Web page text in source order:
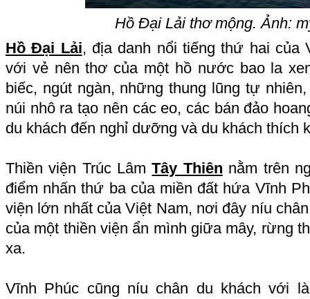
Hồ Đại Lải thơ mộng. Ảnh:
Hồ Đại Lải, địa danh nổi tiếng thứ hai của
với vẻ nên thơ của một hồ nước bao la
biếc, ngút ngàn, những thung lũng tự
núi nhô ra tạo nên các eo, các bán đảo
du khách đến nghỉ dưỡng và du khách thích
Thiền viện Trúc LâmTây Thiên nằm trên
điểm nhấn thứ ba của miền đất hứa Vĩnh
viện lớn nhất của Việt Nam, nơi đây níu
của một thiền viện ẩn mình giữa mây, rừng
xa.
Vĩnh Phúc cũng níu chân du khách với